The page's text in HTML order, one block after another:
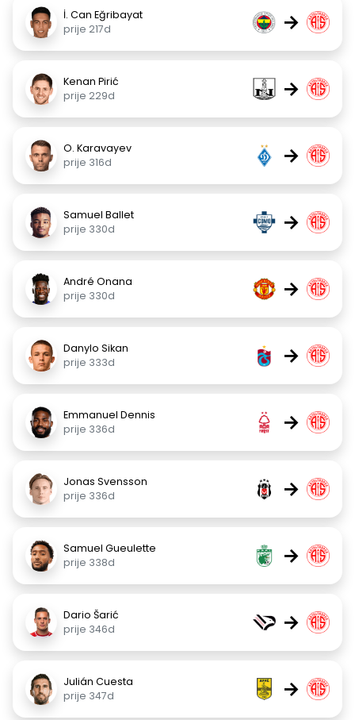
İ. Can Eğribayat
prije 217d
→
Kenan Pirić
prije 229d
→
O. Karavayev
prije 316d
→
Samuel Ballet
prije 330d
→
André Onana
prije 330d
→
Danylo Sikan
prije 333d
→
Emmanuel Dennis
prije 336d
→
Jonas Svensson
prije 336d
→
Samuel Gueulette
prije 338d
→
Dario Šarić
prije 346d
→
Julián Cuesta
prije 347d
→